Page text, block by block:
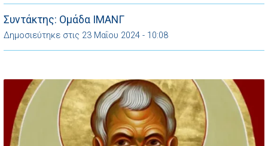
Θεό και αφού έτυχε ευρείας και επιμελούς μορφώσεως,
συγκαταλεγόταν μεταξύ των διαπρεπών ανδρών της
εποχής του. Επί Πατριάρχου Παύλου Δ’ […]
Συντάκτης: Ομάδα ΙΜΑΝΓ
Δημοσιεύτηκε στις 23 Μαΐου 2024 - 10:08